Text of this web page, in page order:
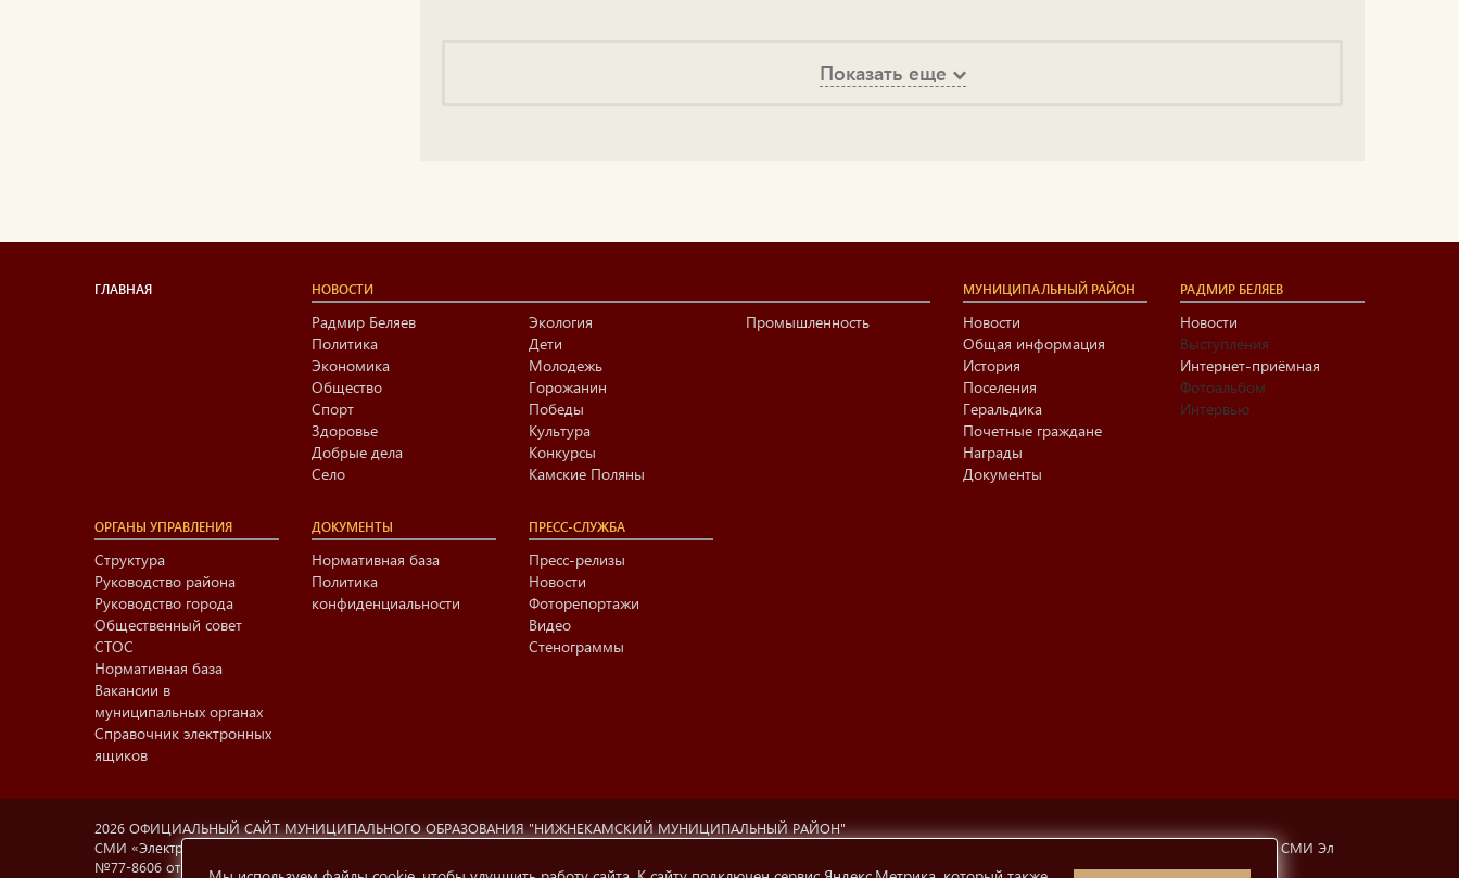
Показать еще
ГЛАВНАЯ НОВОСТИ
Радмир Беляев
Политика
Экономика
Общество
Спорт
Здоровье
Добрые дела
Село
Экология
Дети
Молодежь
Горожанин
Победы
Культура
Конкурсы
Камские Поляны
Промышленность
МУНИЦИПАЛЬНЫЙ РАЙОН
Новости
Общая информация
История
Поселения
Геральдика
Почетные граждане
Награды
Документы
РАДМИР БЕЛЯЕВ
Новости
Выступления
Интернет-приёмная
Фотоальбом
Интервью
ОРГАНЫ УПРАВЛЕНИЯ
Структура
Руководство района
Руководство города
Общественный совет
СТОС
Нормативная база
Вакансии в
муниципальных органах
Справочник электронных
ящиков
ДОКУМЕНТЫ
Нормативная база
Политика
конфиденциальности
ПРЕСС-СЛУЖБА
Пресс-релизы
Новости
Фоторепортажи
Видео
Стенограммы
2026 ОФИЦИАЛЬНЫЙ САЙТ МУНИЦИПАЛЬНОГО ОБРАЗОВАНИЯ "НИЖНЕКАМСКИЙ МУНИЦИПАЛЬНЫЙ РАЙОН"
СМИ «Электронный Нижнекамск», учредитель МАУ «Информационный центр г. Нижнекамска» (423570 РФ, РТ, г.Нижнекамск, ул. Ахтубинская, 6а). Свидетельство о регистрации СМИ Эл
№77-8606 от 12.02.2004, Министерство РФ по делам печати, телерадиовещания и СМК.